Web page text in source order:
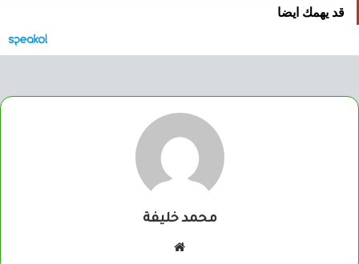
قد يهمك ايضا
محمد خليفة